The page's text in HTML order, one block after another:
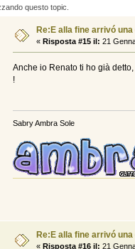
questo topic.
Re:E alla fine arrivó una
« Risposta #15 il: 21
Anche io Renato ti ho già
!
Sabry Ambra Sole
Re:E alla fine arrivó una
« Risposta #16 il: 21